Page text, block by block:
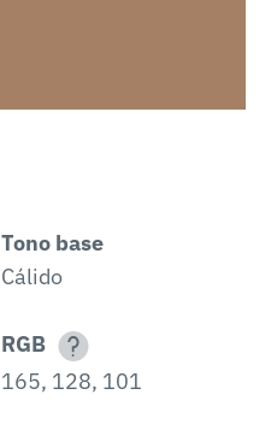
Tono base
Cálido
RGB
165, 128, 101